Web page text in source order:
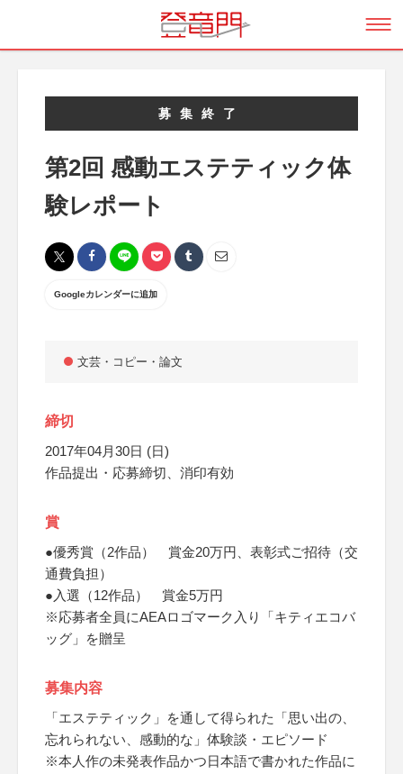
募集終了
第2回 感動エステティック体
験レポート
Googleカレンダーに追加
文芸・コピー・論文
締切
2017年04月30日 (日)
作品提出・応募締切、消印有効
賞
●優秀賞（2作品） 賞金20万円、表彰式ご招待（交
通費負担）
●入選（12作品） 賞金5万円
※応募者全員にAEAロゴマーク入り「キティエコバ
ッグ」を贈呈
募集内容
「エステティック」を通して得られた「思い出の、
忘れられない、感動的な」体験談・エピソード
※本人作の未発表作品かつ日本語で書かれた作品に